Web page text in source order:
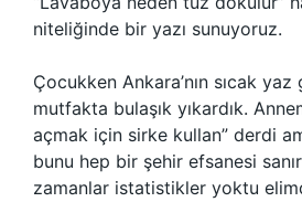
niteliğinde bir yazı sunuyoruz.
Çocukken Ankara’nın sıcak
mutfakta bulaşık yıkardık.
açmak için sirke kullan” derdi
bunu hep bir şehir efsanesi
zamanlar istatistikler yoktu